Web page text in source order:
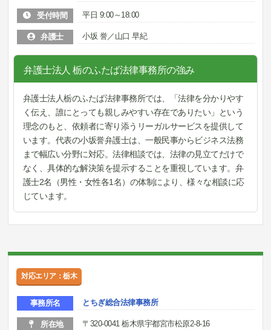
受付時間 平日 9:00～18:00
弁護士 小坂 誉／山口 早紀
弁護士法人 栃のふたば法律事務所の強み
弁護士法人栃のふたば法律事務所では、「法律を分かりやす
く伝え、誰にとっても親しみやすい存在でありたい」という
理念のもと、依頼者に寄り添うリーガルサービスを提供して
います。代表の小坂誉弁護士は、一般民事からビジネス法務
まで幅広い分野に対応。法律相談では、法律の見立てだけで
なく、具体的な解決策を提示することを重視しています。弁
護士2名（男性・女性各1名）の体制により、様々な相談に応
じています。
対応エリア：栃木
事務所名 とちぎ総合法律事務所
所在地 〒320-0041 栃木県宇都宮市松原2-8-16